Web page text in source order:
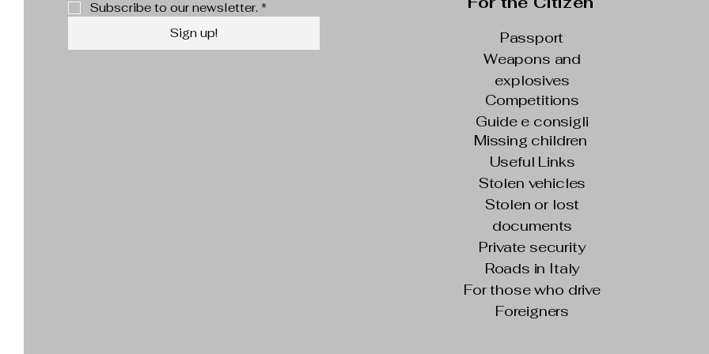
Subscribe to our newsletter. *
Sign up!
Passport
Weapons and
explosives
Competitions
Guide e consigli
Missing children
Useful Links
Stolen vehicles
Stolen or lost
documents
Private security
Roads in Italy
For those who drive
Foreigners